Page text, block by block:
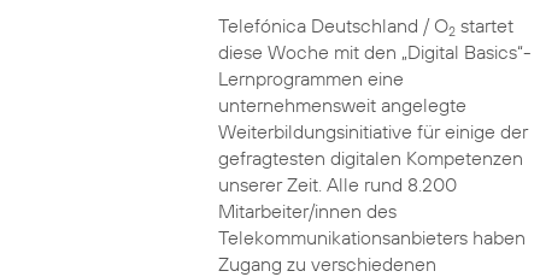
Telefónica Deutschland / O2startet
diese Woche mit den „Digital Basics“-
Lernprogrammen eine
unternehmensweit angelegte
Weiterbildungsinitiative für einige der
gefragtesten digitalen Kompetenzen
unserer Zeit. Alle rund 8.200
Mitarbeiter/innen des
Telekommunikationsanbieters haben
Zugang zu verschiedenen